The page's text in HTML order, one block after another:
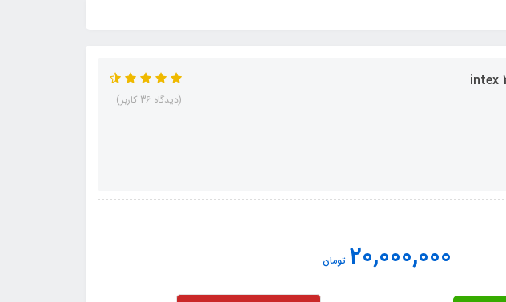
(دیدگاه 36 کاربر)
20,000,000 تومان